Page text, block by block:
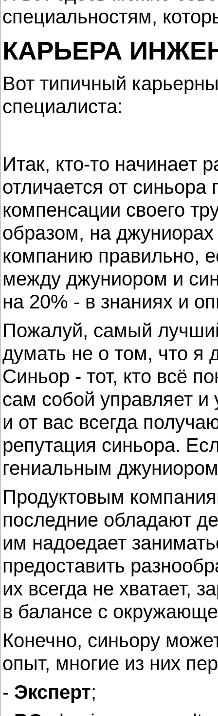
специальностям,
КАРЬЕРА
Вот типичный
специалиста:
Итак, кто-то начинает
отличается от
компенсации своего
образом, на
компанию правильно,
между джуниором и
на 20% - в знаниях и
Пожалуй, самый
думать не о том, что я
Синьор - тот, кто всё
сам собой управляет и
и от вас всегда
репутация синьора.
гениальным
Продуктовым
последние обладают
им надоедает
предоставить
их всегда не хватает,
в балансе с
Конечно, синьору
опыт, многие из них
- Эксперт;